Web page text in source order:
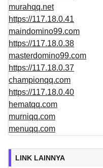
murahqq.net
https://117.18.0.41
maindomino99.com
https://117.18.0.38
masterdomino99.com
https://117.18.0.37
championqq.com
https://117.18.0.40
hematqq.com
murniqq.com
menuqq.com
LINK LAINNYA